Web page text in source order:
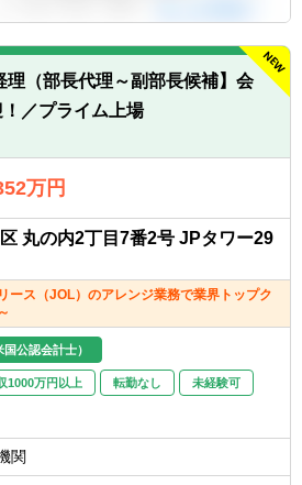
理（部長代理～副部長候補】会
／プライム上場
万円
丸の内2丁目7番2号 JPタワー29
ース（JOL）のアレンジ業務で業界トップク
公認会計士）
1000万円以上 転勤なし 未経験可
関